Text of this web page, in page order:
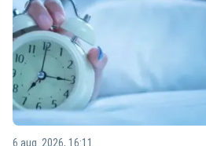
6 aug. 2026, 16:11